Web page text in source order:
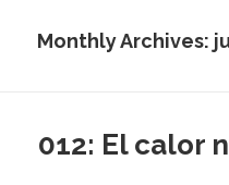
Monthly Archives:
012: El calor